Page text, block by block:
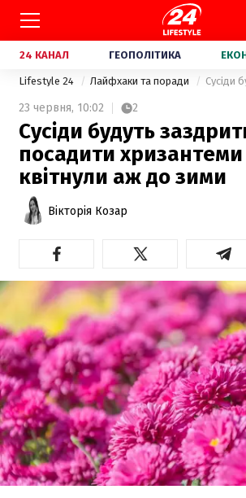
24 КАНАЛ ГЕОПОЛІТИКА
Lifestyle 24 Лайфхаки та поради
23 червня, 10:02 2
Сусіди будуть
посадити
квітнули аж до зими
Вікторія Козар